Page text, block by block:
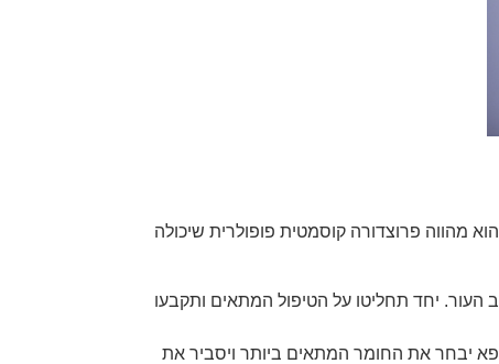
מהווה פרוצדורה קוסמטית פופולרית שיכולה
יחד תחליטו על הטיפול המתאים ותקבעו
יבחר את החומר המתאים ביותר ויסביר את